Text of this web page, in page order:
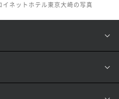
イネットホテル東京大崎の写真